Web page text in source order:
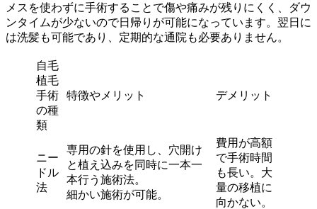
メスを使わずに手術することで傷や痛みが残りにくく、ダウ
ンタイムが少ないので日帰りが可能になっています。翌日に
は洗髪も可能であり、定期的な通院も必要ありません。
自毛
植毛
手術
の種
類
特徴やメリット デメリット
ニー
ドル
法
専用の針を使用し、穴開け
と植え込みを同時に一本一
本行う施術法。
細かい施術が可能。
費用が高額
で手術時間
も長い。大
量の移植に
向かない。